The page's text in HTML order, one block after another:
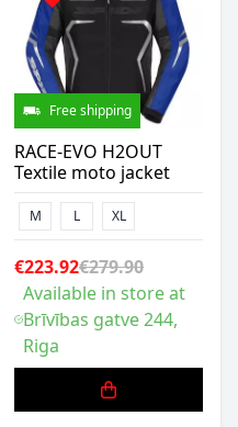
Free shipping
RACE-EVO H2OUT
Textile moto jacket
M L XL
€223.92€279.90
Available in store at
Brīvības gatve 244,
Riga